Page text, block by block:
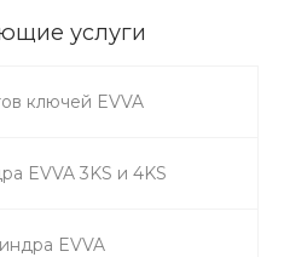
услуги
ключей EVVA
EVVA 3KS и 4KS
EVVA